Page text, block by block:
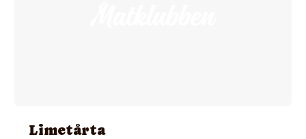
Limetårta